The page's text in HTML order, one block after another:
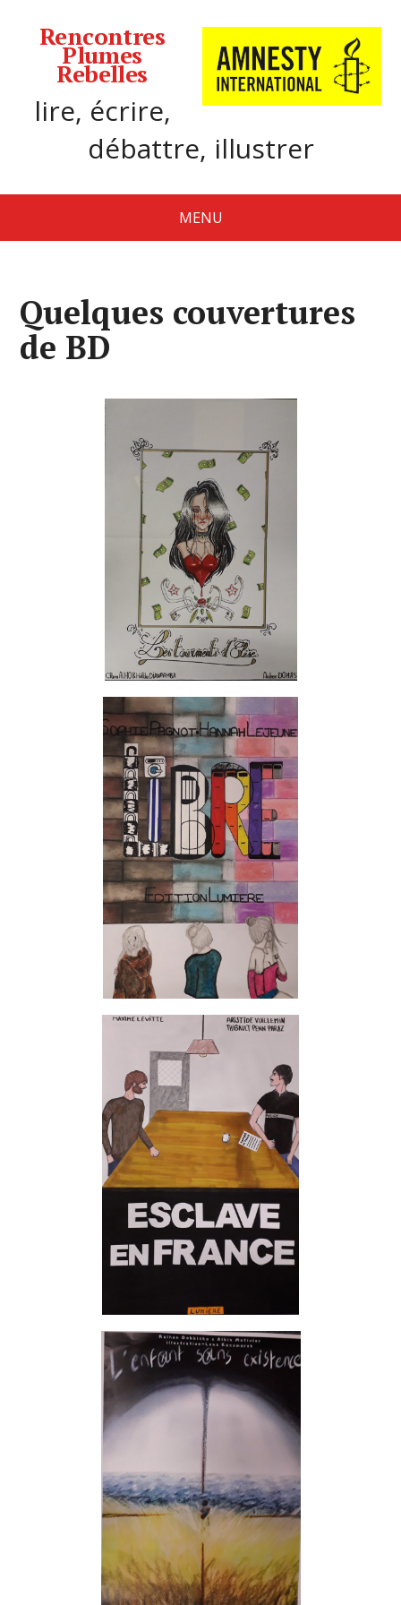
Rencontres
Plumes
Rebelles
lire, écrire,
débattre, illustrer
MENU
Quelques couvertures
de BD